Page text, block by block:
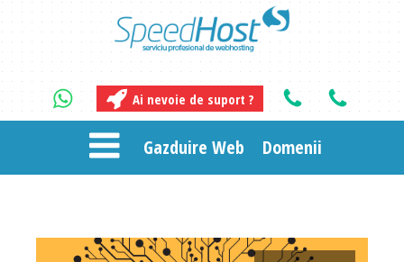
Ai nevoie de suport ?
Gazduire Web Domenii